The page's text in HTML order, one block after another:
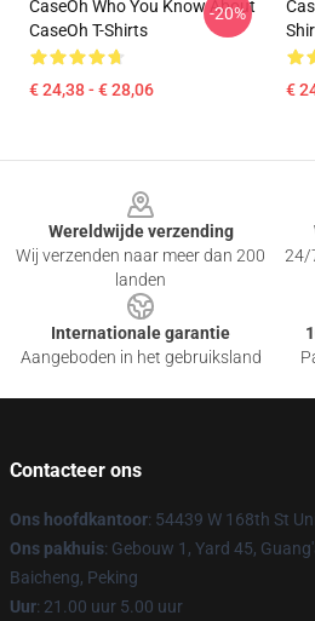
CaseOh Who You Know About
CaseOh T-Shirts
€ 24,38 - € 28,06
-20%
€
Wereldwijde verzending
Wij verzenden naar meer dan 200
landen
24/
Internationale garantie
Aangeboden in het gebruiksland
Contacteer ons
Ons hoofdkantoor: 54439 W 168th St
Ons pakhuis: Gebouw 1, Yard 45,
Baicheng, Peking
Uur: 21.00 uur 5.00 uur